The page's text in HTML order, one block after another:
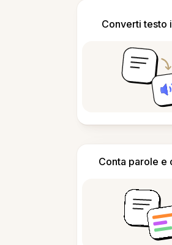
Converti testo
Conta parole e